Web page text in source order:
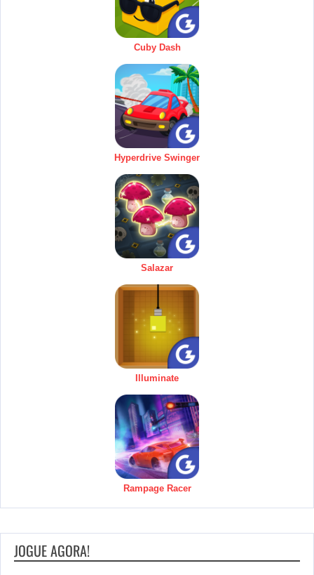
Cuby Dash
Hyperdrive Swinger
Salazar
Illuminate
Rampage Racer
JOGUE AGORA!